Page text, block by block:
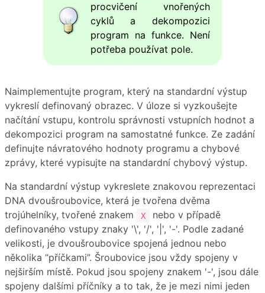
procvičení vnořených
cyklů a dekompozici
program na funkce. Není
potřeba používat pole.
Naimplementujte program, který na standardní výstup
vykreslí definovaný obrazec. V úloze si vyzkoušejte
načítání vstupu, kontrolu správnosti vstupních hodnot a
dekompozici program na samostatné funkce. Ze zadání
definujte návratového hodnoty programu a chybové
zprávy, které vypisujte na standardní chybový výstup.
Na standardní výstup vykreslete znakovou reprezentaci
DNA dvoušroubovice, která je tvořena dvěma
trojúhelníky, tvořené znakem
X
nebo v případě
definovaného vstupy znaky '\', '/', '|', '-'. Podle zadané
velikosti, je dvoušroubovice spojená jednou nebo
několika “příčkami”. Šroubovice jsou vždy spojeny v
nejširším místě. Pokud jsou spojeny znakem '-', jsou dále
spojeny dalšími příčníky a to tak, že je mezi nimi jeden